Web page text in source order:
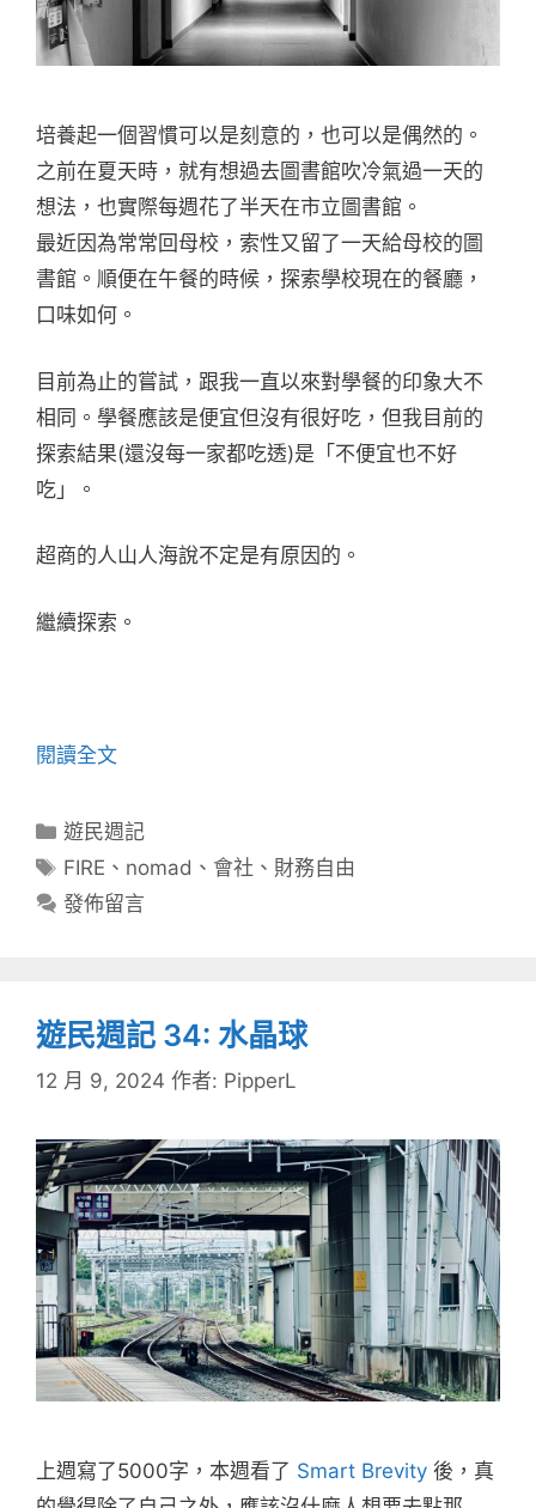
培養起一個習慣可以是刻意的，也可以是偶然的。
之前在夏天時，就有想過去圖書館吹冷氣過一天的
想法，也實際每週花了半天在市立圖書館。
最近因為常常回母校，索性又留了一天給母校的圖
書館。順便在午餐的時候，探索學校現在的餐廳，
口味如何。
目前為止的嘗試，跟我一直以來對學餐的印象大不
相同。學餐應該是便宜但沒有很好吃，但我目前的
探索結果(還沒每一家都吃透)是「不便宜也不好
吃」。
超商的人山人海說不定是有原因的。
繼續探索。
閱讀全文
分
類
遊民週記
標
籤
FIRE 、 nomad 、 會社 、 財務自由
發佈留言
遊民週記 34: 水晶球
12 月 9, 2024 作者: PipperL
上週寫了5000字，本週看了 Smart Brevity 後，真